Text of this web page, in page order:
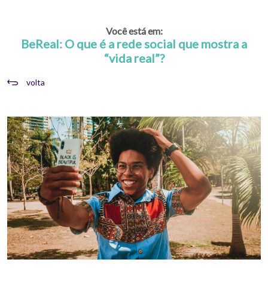
Você está em:
BeReal: O que é a rede social que mostra a
“vida real”?
volta